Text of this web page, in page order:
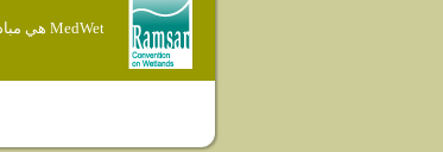
MedWet هي مبادرة إقليمية بموجب إتفاقية Ramsar